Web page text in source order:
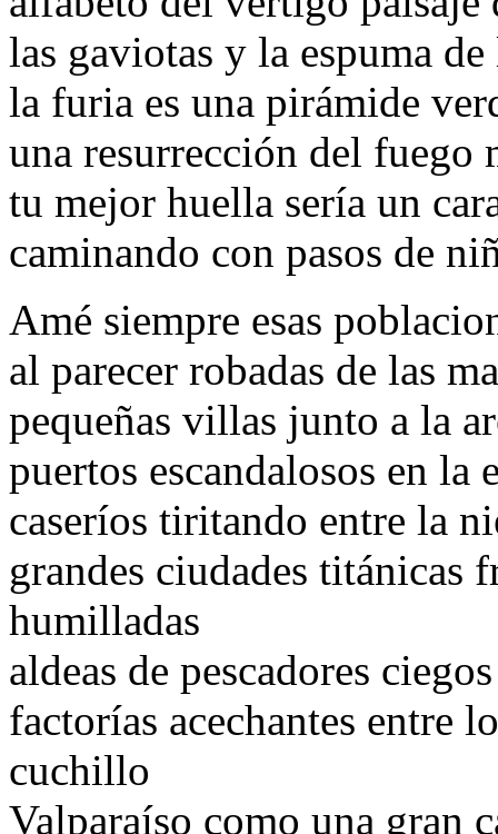
las gaviotas y la espuma
la furia es una pirámide
una resurrección del fuego
tu mejor huella sería un
caminando con pasos de
Amé siempre esas
al parecer robadas de las
pequeñas villas junto a la
puertos escandalosos en la
caseríos tiritando entre la
grandes ciudades titánicas
humilladas
aldeas de pescadores
factorías acechantes entre
cuchillo
Valparaíso como una gran